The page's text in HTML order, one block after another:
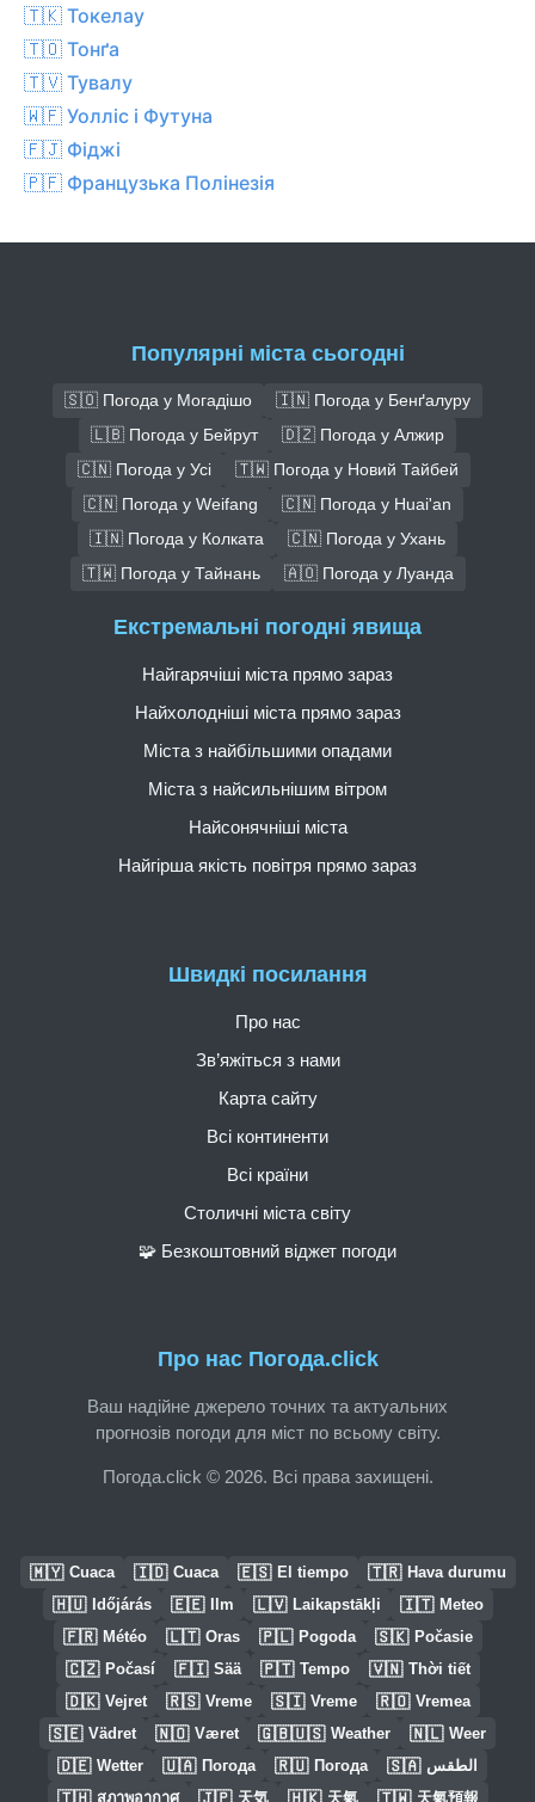
🇹🇰 Токелау
🇹🇴 Тонґа
🇹🇻 Тувалу
🇼🇫 Уолліс і Футуна
🇫🇯 Фіджі
🇵🇫 Французька Полінезія
Популярні міста сьогодні
🇸🇴 Погода у Могадішо
🇮🇳 Погода у Бенґалуру
🇱🇧 Погода у Бейрут
🇩🇿 Погода у Алжир
🇨🇳 Погода у Усі
🇹🇼 Погода у Новий Тайбей
🇨🇳 Погода у Weifang
🇨🇳 Погода у Huai'an
🇮🇳 Погода у Колката
🇨🇳 Погода у Ухань
🇹🇼 Погода у Тайнань
🇦🇴 Погода у Луанда
Про нас Погода.click
Ваш надійне джерело точних та актуальних
прогнозів погоди для міст по всьому світу.
Погода.click © 2026. Всі права захищені.
Швидкі посилання
Про нас
Зв’яжіться з нами
Карта сайту
Всі континенти
Всі країни
Столичні міста світу
🧩 Безкоштовний віджет погоди
Екстремальні погодні явища
Найгарячіші міста прямо зараз
Найхолодніші міста прямо зараз
Міста з найбільшими опадами
Міста з найсильнішим вітром
Найсонячніші міста
Найгірша якість повітря прямо зараз
🇲🇾 Cuaca 🇮🇩 Cuaca 🇪🇸 El tiempo 🇹🇷 Hava durumu
🇭🇺 Időjárás 🇪🇪 Ilm 🇱🇻 Laikapstākļi 🇮🇹 Meteo
🇫🇷 Météo 🇱🇹 Oras 🇵🇱 Pogoda 🇸🇰 Počasie
🇨🇿 Počasí 🇫🇮 Sää 🇵🇹 Tempo 🇻🇳 Thời tiết
🇩🇰 Vejret 🇷🇸 Vreme 🇸🇮 Vreme 🇷🇴 Vremea
🇸🇪 Vädret 🇳🇴 Været 🇬🇧🇺🇸 Weather 🇳🇱 Weer
🇩🇪 Wetter 🇺🇦 Погода 🇷🇺 Погода 🇸🇦 الطقس
🇹🇭 สภาพอากาศ 🇯🇵 天気 🇭🇰 天氣 🇹🇼 天氣預報